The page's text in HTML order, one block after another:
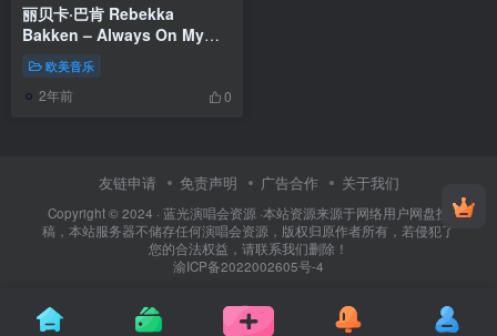
丽贝卡·巴肯 Rebekka
Bakken – Always On My
Mind 2023 [24Bit/96kHz]
[Hi-Res Flac 1.16GB]
欧美音乐
2年前 0
友链申请 免责声明 广告合作 关于我们
Copyright © 2024 · 蓝光演唱会资源 ·本站资源来源于网络用户网盘投
稿，本站服务器不储存任何演唱会资源，版权归原作者所有，若侵犯了
您的合法权益，请联系我们删除！
渝ICP备2022002605号-4